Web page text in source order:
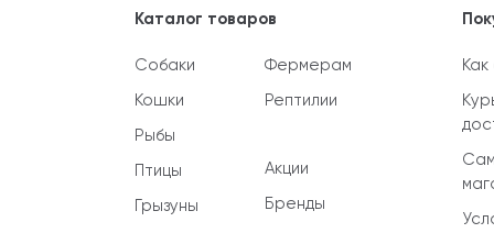
Каталог товаров
Собаки
Кошки
Рыбы
Птицы
Грызуны
Фермерам
Рептилии
Акции
Бренды
Как